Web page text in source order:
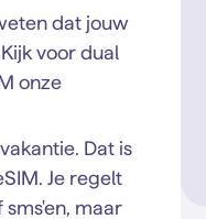
dat jouw
voor dual
onze
Dat is
Je regelt
maar